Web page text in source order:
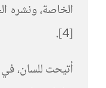
الخاصة، ونشره
[4].
أتيحت للسان، في